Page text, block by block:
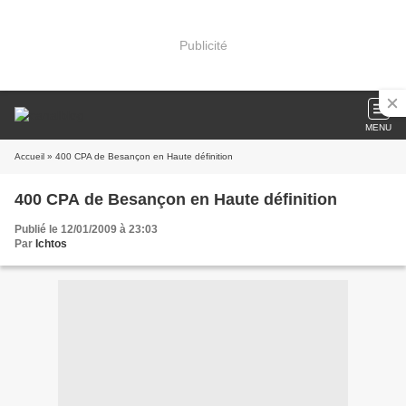
Publicité
MENU
Accueil » 400 CPA de Besançon en Haute définition
400 CPA de Besançon en Haute définition
Publié le 12/01/2009 à 23:03
Par Ichtos